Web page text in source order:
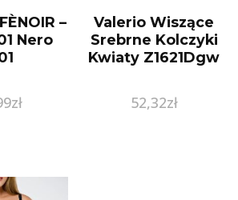
–
Nero
zł
Valerio Wiszące
Srebrne Kolczyki
Kwiaty Z1621Dgw
52,32zł